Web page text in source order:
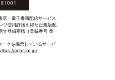
・電子書籍配信サービス
ツ使用許諾を得た正規版配
す登録商標（登録番号 第
クを掲示しているサービ
aebs.or.jp/